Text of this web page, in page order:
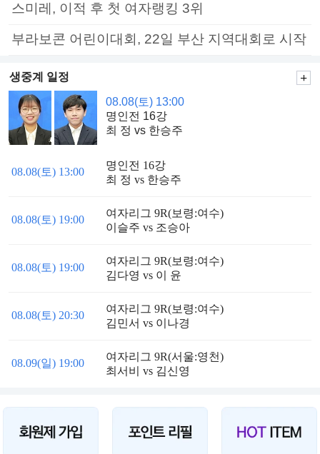
스미레, 이적 후 첫 여자랭킹 3위
부라보콘 어린이대회, 22일 부산 지역대회로 시작
생중계 일정
08.08(토) 13:00
명인전 16강
최 정 vs 한승주
08.08(토) 13:00
명인전 16강
최 정 vs 한승주
08.08(토) 19:00
여자리그 9R(보령:여수)
이슬주 vs 조승아
08.08(토) 19:00
여자리그 9R(보령:여수)
김다영 vs 이 윤
08.08(토) 20:30
여자리그 9R(보령:여수)
김민서 vs 이나경
08.09(일) 19:00
여자리그 9R(서울:영천)
최서비 vs 김신영